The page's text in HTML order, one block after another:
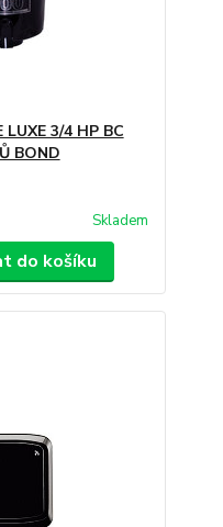
LUXE 3/4 HP BC
BOND
Skladem
do košíku